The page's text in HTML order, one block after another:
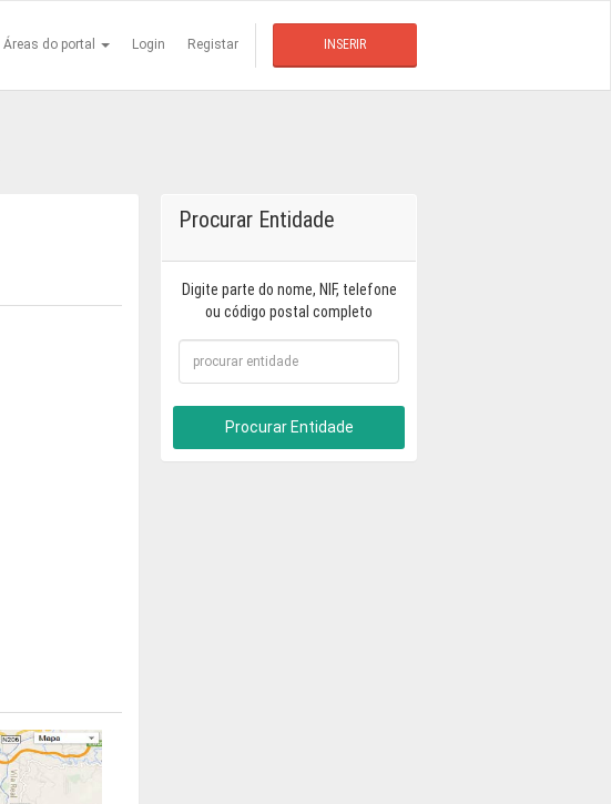
Áreas do portal Login Registar INSERIR
Procurar Entidade
Digite parte do nome, NIF, telefone
ou código postal completo
Procurar Entidade